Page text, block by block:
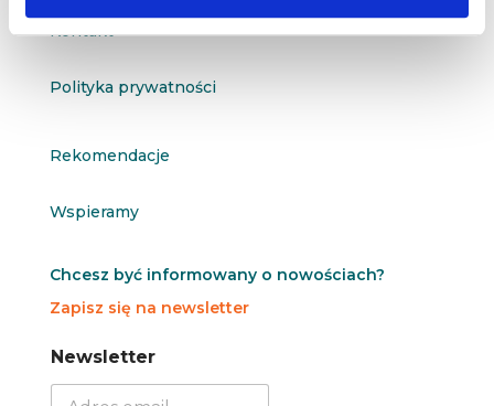
Kontakt
Polityka prywatności
Rekomendacje
Wspieramy
Chcesz być informowany o nowościach?
Zapisz się na newsletter
N
N
Newsletter